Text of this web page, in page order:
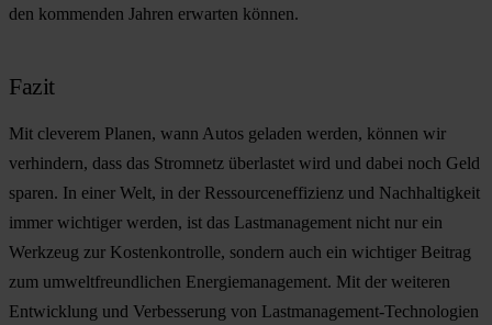
den kommenden Jahren erwarten können.
Fazit
Mit cleverem Planen, wann Autos geladen werden, können wir
verhindern, dass das Stromnetz überlastet wird und dabei noch Geld
sparen. In einer Welt, in der Ressourceneffizienz und Nachhaltigkeit
immer wichtiger werden, ist das Lastmanagement nicht nur ein
Werkzeug zur Kostenkontrolle, sondern auch ein wichtiger Beitrag
zum umweltfreundlichen Energiemanagement. Mit der weiteren
Entwicklung und Verbesserung von Lastmanagement-Technologien